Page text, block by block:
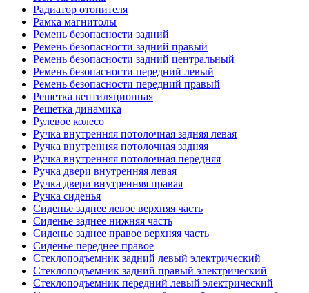
Радиатор отопителя
Рамка магнитолы
Ремень безопасности задний
Ремень безопасности задний правый
Ремень безопасности задний центральный
Ремень безопасности передний левый
Ремень безопасности передний правый
Решетка вентиляционная
Решетка динамика
Рулевое колесо
Ручка внутренняя потолочная задняя левая
Ручка внутренняя потолочная задняя
Ручка внутренняя потолочная передняя
Ручка двери внутренняя левая
Ручка двери внутренняя правая
Ручка сиденья
Сиденье заднее левое верхняя часть
Сиденье заднее нижняя часть
Сиденье заднее правое верхняя часть
Сиденье переднее правое
Стеклоподъемник задний левый электрический
Стеклоподъемник задний правый электрический
Стеклоподъемник передний левый электрический